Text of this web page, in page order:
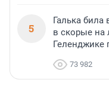
5
Галька била
в скорые на
Геленджике
73 982